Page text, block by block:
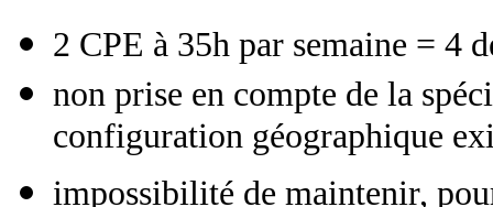
2 CPE à 35h par semaine = 4
non prise en compte de la
configuration géographique
impossibilité de maintenir,